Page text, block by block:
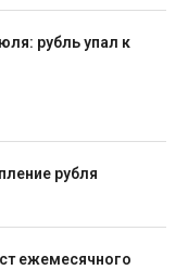
рубль упал к
рубля
ежемесячного